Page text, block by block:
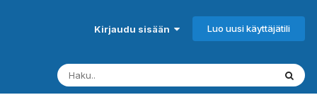
Kirjaudu sisään Luo uusi käyttäjätili